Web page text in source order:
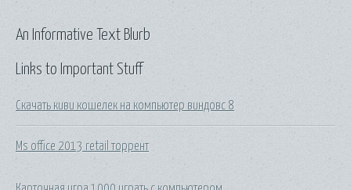
Links to Important Stuff
Скачать киви кошелек на компьютер виндовс 8
Ms office 2013 retail торрент
An Informative Text Blurb